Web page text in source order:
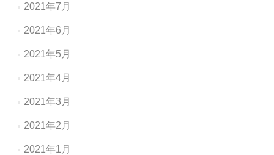
2021年7月
2021年6月
2021年5月
2021年4月
2021年3月
2021年2月
2021年1月